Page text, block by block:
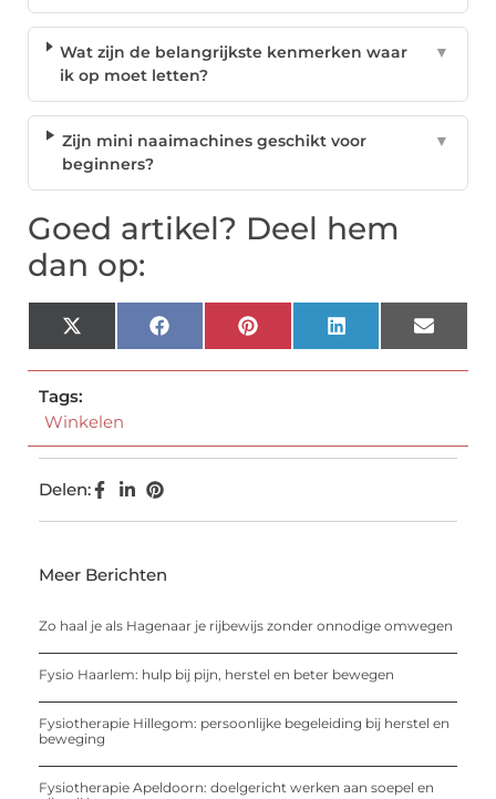
Wat zijn de belangrijkste kenmerken waar
ik op moet letten?
▼
Zijn mini naaimachines geschikt voor
beginners?
▼
Goed artikel? Deel hem
dan op:
X
(Twitter)
Facebook Pinterest LinkedIn Email
Tags:
Winkelen
Delen:
Meer Berichten
Zo haal je als Hagenaar je rijbewijs zonder onnodige omwegen
Fysio Haarlem: hulp bij pijn, herstel en beter bewegen
Fysiotherapie Hillegom: persoonlijke begeleiding bij herstel en
beweging
Fysiotherapie Apeldoorn: doelgericht werken aan soepel en